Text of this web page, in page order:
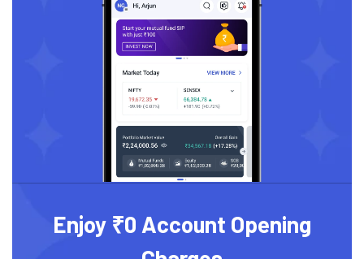
Enjoy ₹0 Account Opening